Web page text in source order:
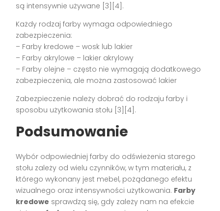
są intensywnie używane [3][4].
Każdy rodzaj farby wymaga odpowiedniego
zabezpieczenia:
– Farby kredowe – wosk lub lakier
– Farby akrylowe – lakier akrylowy
– Farby olejne – często nie wymagają dodatkowego
zabezpieczenia, ale można zastosować lakier
Zabezpieczenie należy dobrać do rodzaju farby i
sposobu użytkowania stołu [3][4].
Podsumowanie
Wybór odpowiedniej farby do odświeżenia starego
stołu zależy od wielu czynników, w tym materiału, z
którego wykonany jest mebel, pożądanego efektu
wizualnego oraz intensywności użytkowania. Farby
kredowe sprawdzą się, gdy zależy nam na efekcie